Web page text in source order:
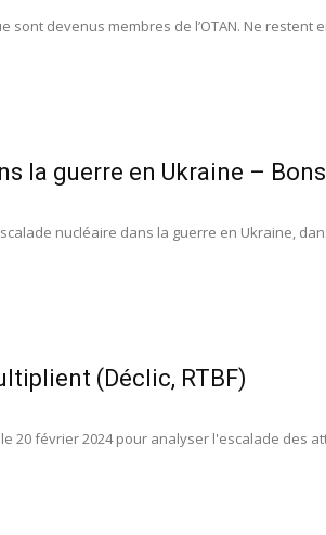
devenus membres de l’OTAN. Ne restent
la guerre en Ukraine –
nucléaire dans la guerre en Ukraine,
(Déclic, RTBF)
20 février 2024 pour analyser l'escalade des